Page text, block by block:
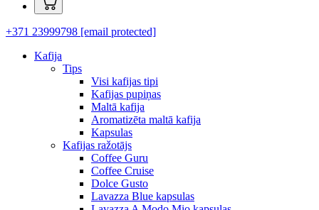
+371 23999798 [email protected]
Kafija
Tips
Visi kafijas tipi
Kafijas pupiņas
Maltā kafija
Aromatizēta maltā kafija
Kapsulas
Kafijas ražotājs
Coffee Guru
Coffee Cruise
Dolce Gusto
Lavazza Blue kapsulas